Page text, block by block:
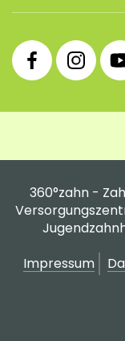
360°
Facebook
Fanpage
360°
Praxis
360°zahn -
Impressum